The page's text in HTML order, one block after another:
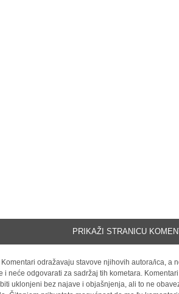
PRIKAŽI STRANICU
Komentari odražavaju stavove njihovih autora/ica, a
i neće odgovarati za sadržaj tih kometara.
uklonjeni bez najave i objašnjenja, ali to ne